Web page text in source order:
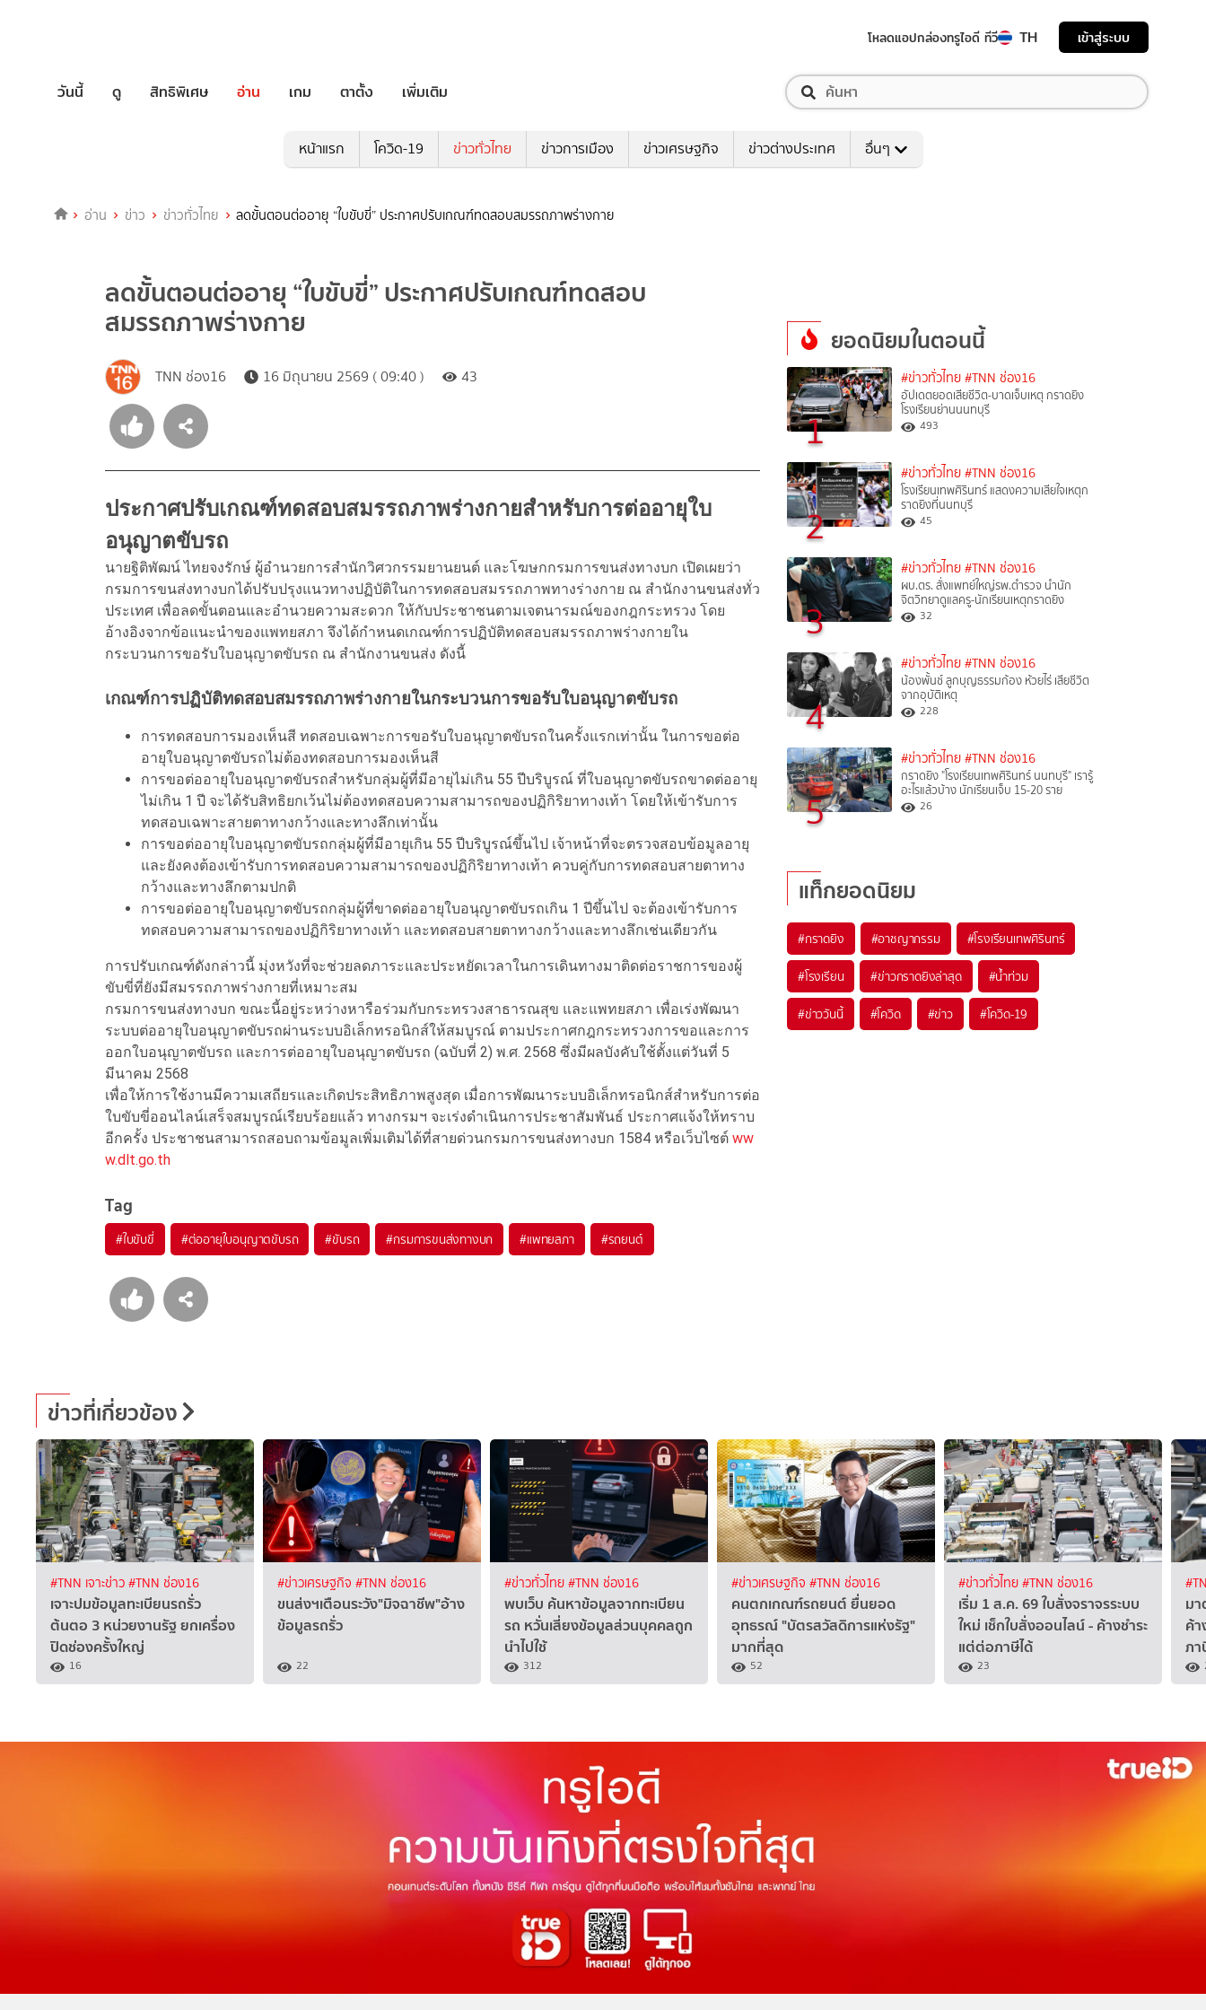
โหลดแอปกล่องทรูไอดี ทีวี TH เข้าสู่ระบบ
วันนี้ ดู สิทธิพิเศษ อ่าน เกม ตาตั้ง เพิ่มเติม
หน้าแรก โควิด-19 ข่าวทั่วไทย ข่าวการเมือง ข่าวเศรษฐกิจ ข่าวต่างประเทศ อื่นๆ
อ่าน ข่าว ข่าวทั่วไทย ลดขั้นตอนต่ออายุ “ใบขับขี่” ประกาศปรับเกณฑ์ทดสอบสมรรถภาพร่างกาย
ลดขั้นตอนต่ออายุ “ใบขับขี่” ประกาศปรับเกณฑ์ทดสอบ
สมรรถภาพร่างกาย
TNN ช่อง16 16 มิถุนายน 2569 ( 09:40 ) 43
ประกาศปรับเกณฑ์ทดสอบสมรรถภาพร่างกายสำหรับการต่ออายุใบ
อนุญาตขับรถ
นายฐิติพัฒน์ ไทยจงรักษ์ ผู้อำนวยการสำนักวิศวกรรมยานยนต์ และโฆษกกรมการขนส่งทางบก เปิดเผยว่า
กรมการขนส่งทางบกได้ปรับปรุงแนวทางปฏิบัติในการทดสอบสมรรถภาพทางร่างกาย ณ สำนักงานขนส่งทั่ว
ประเทศ เพื่อลดขั้นตอนและอำนวยความสะดวก ให้กับประชาชนตามเจตนารมณ์ของกฎกระทรวง โดย
อ้างอิงจากข้อแนะนำของแพทยสภา จึงได้กำหนดเกณฑ์การปฏิบัติทดสอบสมรรถภาพร่างกายใน
กระบวนการขอรับใบอนุญาตขับรถ ณ สำนักงานขนส่ง ดังนี้
เกณฑ์การปฏิบัติทดสอบสมรรถภาพร่างกายในกระบวนการขอรับใบอนุญาตขับรถ
การทดสอบการมองเห็นสี ทดสอบเฉพาะการขอรับใบอนุญาตขับรถในครั้งแรกเท่านั้น ในการขอต่อ
อายุใบอนุญาตขับรถไม่ต้องทดสอบการมองเห็นสี
การขอต่ออายุใบอนุญาตขับรถสำหรับกลุ่มผู้ที่มีอายุไม่เกิน 55 ปีบริบูรณ์ ที่ใบอนุญาตขับรถขาดต่ออายุ
ไม่เกิน 1 ปี จะได้รับสิทธิยกเว้นไม่ต้องทดสอบความสามารถของปฏิกิริยาทางเท้า โดยให้เข้ารับการ
ทดสอบเฉพาะสายตาทางกว้างและทางลึกเท่านั้น
การขอต่ออายุใบอนุญาตขับรถกลุ่มผู้ที่มีอายุเกิน 55 ปีบริบูรณ์ขึ้นไป เจ้าหน้าที่จะตรวจสอบข้อมูลอายุ
และยังคงต้องเข้ารับการทดสอบความสามารถของปฏิกิริยาทางเท้า ควบคู่กับการทดสอบสายตาทาง
กว้างและทางลึกตามปกติ
การขอต่ออายุใบอนุญาตขับรถกลุ่มผู้ที่ขาดต่ออายุใบอนุญาตขับรถเกิน 1 ปีขึ้นไป จะต้องเข้ารับการ
ทดสอบความสามารถของปฏิกิริยาทางเท้า และทดสอบสายตาทางกว้างและทางลึกเช่นเดียวกัน
การปรับเกณฑ์ดังกล่าวนี้ มุ่งหวังที่จะช่วยลดภาระและประหยัดเวลาในการเดินทางมาติดต่อราชการของผู้
ขับขี่ที่ยังมีสมรรถภาพร่างกายที่เหมาะสม
กรมการขนส่งทางบก ขณะนี้อยู่ระหว่างหารือร่วมกับกระทรวงสาธารณสุข และแพทยสภา เพื่อเร่งพัฒนา
ระบบต่ออายุใบอนุญาตขับรถผ่านระบบอิเล็กทรอนิกส์ให้สมบูรณ์ ตามประกาศกฎกระทรวงการขอและการ
ออกใบอนุญาตขับรถ และการต่ออายุใบอนุญาตขับรถ (ฉบับที่ 2) พ.ศ. 2568 ซึ่งมีผลบังคับใช้ตั้งแต่วันที่ 5
มีนาคม 2568
เพื่อให้การใช้งานมีความเสถียรและเกิดประสิทธิภาพสูงสุด เมื่อการพัฒนาระบบอิเล็กทรอนิกส์สำหรับการต่อ
ใบขับขี่ออนไลน์เสร็จสมบูรณ์เรียบร้อยแล้ว ทางกรมฯ จะเร่งดำเนินการประชาสัมพันธ์ ประกาศแจ้งให้ทราบ
อีกครั้ง ประชาชนสามารถสอบถามข้อมูลเพิ่มเติมได้ที่สายด่วนกรมการขนส่งทางบก 1584 หรือเว็บไซต์ ww
w.dlt.go.th
Tag
#ใบขับขี่ #ต่ออายุใบอนุญาตขับรถ #ขับรถ #กรมการขนส่งทางบก #แพทยสภา #รถยนต์
ยอดนิยมในตอนนี้
1
#ข่าวทั่วไทย #TNN ช่อง16
อัปเดตยอดเสียชีวิต-บาดเจ็บเหตุ กราดยิง
โรงเรียนย่านนนทบุรี
493
2
#ข่าวทั่วไทย #TNN ช่อง16
โรงเรียนเทพศิรินทร์ แสดงความเสียใจเหตุก
ราดยิงที่นนทบุรี
45
3
#ข่าวทั่วไทย #TNN ช่อง16
ผบ.ตร. สั่งแพทย์ใหญ่รพ.ตำรวจ นำนัก
จิตวิทยาดูแลครู-นักเรียนเหตุกราดยิง
32
4
#ข่าวทั่วไทย #TNN ช่อง16
น้องพั้นช์ ลูกบุญธรรมก้อง ห้วยไร่ เสียชีวิต
จากอุบัติเหตุ
228
5
#ข่าวทั่วไทย #TNN ช่อง16
กราดยิง "โรงเรียนเทพศิรินทร์ นนทบุรี" เรารู้
อะไรแล้วบ้าง นักเรียนเจ็บ 15-20 ราย
26
แท็กยอดนิยม
#กราดยิง #อาชญากรรม #โรงเรียนเทพศิรินทร์
#โรงเรียน #ข่าวกราดยิงล่าสุด #น้ำท่วม
#ข่าววันนี้ #โควิด #ข่าว #โควิด-19
ข่าวที่เกี่ยวข้อง
#TNN เจาะข่าว#TNN ช่อง16
เจาะปมข้อมูลทะเบียนรถรั่ว
ต้นตอ 3 หน่วยงานรัฐ ยกเครื่อง
ปิดช่องครั้งใหญ่
16
#ข่าวเศรษฐกิจ #TNN ช่อง16
ขนส่งฯเตือนระวัง"มิจฉาชีพ"อ้าง
ข้อมูลรถรั่ว
22
#ข่าวทั่วไทย#TNN ช่อง16
พบเว็บ ค้นหาข้อมูลจากทะเบียน
รถ หวั่นเสี่ยงข้อมูลส่วนบุคคลถูก
นำไปใช้
312
#ข่าวเศรษฐกิจ #TNN ช่อง16
คนตกเกณฑ์รถยนต์ ยื่นยอด
อุทธรณ์ "บัตรสวัสดิการแห่งรัฐ"
มากที่สุด
52
#ข่าวทั่วไทย#TNN ช่อง16
เริ่ม 1 ส.ค. 69 ใบสั่งจราจรระบบ
ใหม่ เช็กใบสั่งออนไลน์ - ค้างชำระ
แต่ต่อภาษีได้
23
มา
ค้
ภา